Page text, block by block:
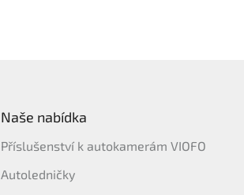
Naše nabídka
Příslušenství k autokamerám VIOFO
Autoledničky